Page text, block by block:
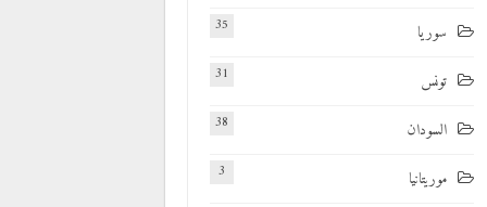
سوريا 35
تونس 31
السودان 38
موريتانيا 3